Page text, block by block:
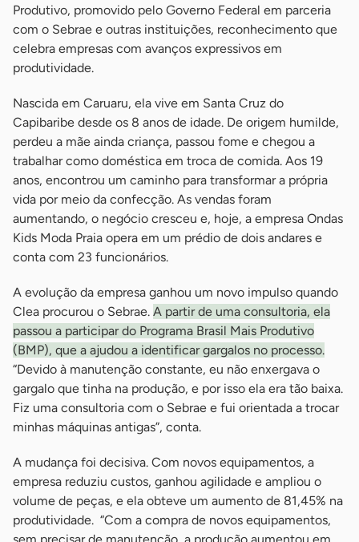
Produtivo, promovido pelo Governo Federal em parceria
com o Sebrae e outras instituições, reconhecimento que
celebra empresas com avanços expressivos em
produtividade.
Nascida em Caruaru, ela vive em Santa Cruz do
Capibaribe desde os 8 anos de idade. De origem humilde,
perdeu a mãe ainda criança, passou fome e chegou a
trabalhar como doméstica em troca de comida. Aos 19
anos, encontrou um caminho para transformar a própria
vida por meio da confecção. As vendas foram
aumentando, o negócio cresceu e, hoje, a empresa Ondas
Kids Moda Praia opera em um prédio de dois andares e
conta com 23 funcionários.
A evolução da empresa ganhou um novo impulso quando
Clea procurou o Sebrae. A partir de uma consultoria, ela
passou a participar do Programa Brasil Mais Produtivo
(BMP), que a ajudou a identificar gargalos no processo.
“Devido à manutenção constante, eu não enxergava o
gargalo que tinha na produção, e por isso ela era tão baixa.
Fiz uma consultoria com o Sebrae e fui orientada a trocar
minhas máquinas antigas”, conta.
A mudança foi decisiva. Com novos equipamentos, a
empresa reduziu custos, ganhou agilidade e ampliou o
volume de peças, e ela obteve um aumento de 81,45% na
produtividade. “Com a compra de novos equipamentos,